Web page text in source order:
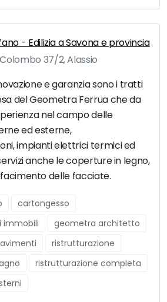
- Edilizia a Savona e provincia
37/2, Alassio
e garanzia sono i tratti
del Geometra Ferrua che da
nel campo delle
ed esterne,
impianti elettrici termici ed
anche le coperture in legno,
delle facciate.
cartongesso
immobili
geometra architetto
ristrutturazione
ristrutturazione completa